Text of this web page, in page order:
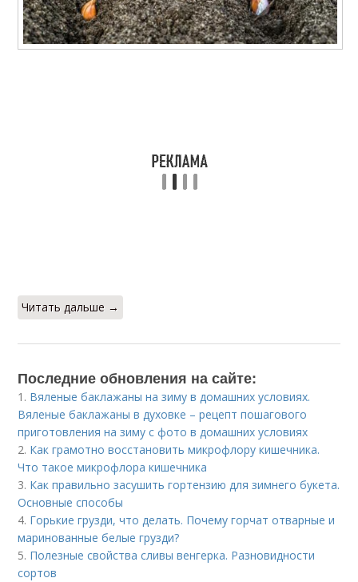
Читать дальше →
Последние обновления на сайте:
1. Вяленые баклажаны на зиму в домашних условиях.
Вяленые баклажаны в духовке – рецепт пошагового
приготовления на зиму с фото в домашних условиях
2. Как грамотно восстановить микрофлору кишечника.
Что такое микрофлора кишечника
3. Как правильно засушить гортензию для зимнего букета.
Основные способы
4. Горькие грузди, что делать. Почему горчат отварные и
маринованные белые грузди?
5. Полезные свойства сливы венгерка. Разновидности
сортов